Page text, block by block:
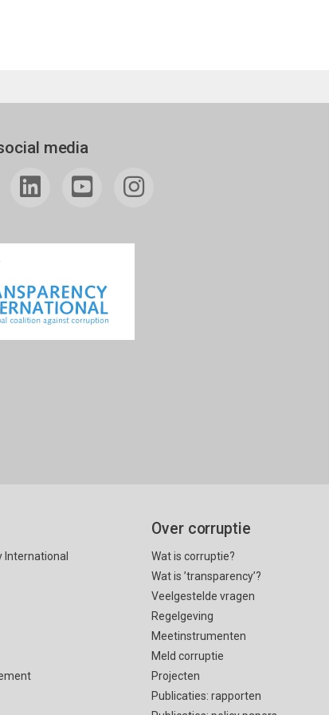
media
International
Over corruptie
Wat is corruptie?
Wat is ’transparency’?
Veelgestelde vragen
Regelgeving
Meetinstrumenten
Meld corruptie
Projecten
Publicaties: rapporten